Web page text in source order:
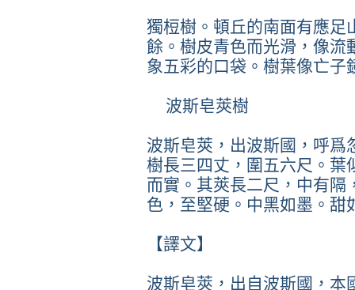
獨梪樹。頓丘的南面有應足
餘。樹皮青色而光滑，像流
象五彩的口袋。樹葉像亡子
波斯皂莢樹
波斯皂莢，出波斯國，呼爲
樹長三四丈，圍五六尺。葉
而實。其莢長二尺，中有隔
色，至堅硬。中黑如墨。甜
【譯文】
波斯皂莢，出自波斯國，本